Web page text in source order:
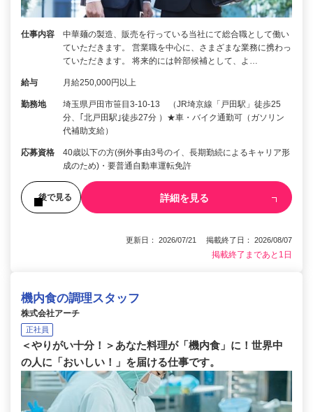
仕事内容
中華麺の製造、販売を行っている当社にて総合職として働い
ていただきます。 営業職を中心に、さまざまな業務に携わっ
ていただきます。 将来的には幹部候補として、よ…
給与 月給250,000円以上
勤務地
埼玉県戸田市笹目3-10-13 （JR埼京線「戸田駅」徒歩25
分、｢北戸田駅｣徒歩27分 ）★車・バイク通勤可（ガソリン
代補助支給）
応募資格
40歳以下の方(例外事由3号のイ、長期勤続によるキャリア形
成のため)・要普通自動車運転免許
後で見る 詳細を見る
更新日： 2026/07/21 掲載終了日： 2026/08/07
掲載終了まであと1日
機内食の調理スタッフ
株式会社アーチ
正社員
＜やりがい十分！＞あなた料理が「機内食」に！世界中
の人に「おいしい！」を届ける仕事です。